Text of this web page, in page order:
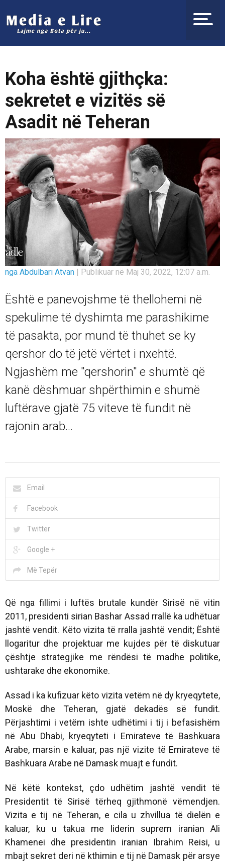
Koha është gjithçka:
sekretet e vizitës së
Asadit në Teheran
nga Abdulbari Atvan | Publikuar në Maj 30, 2022, 12:07 a.m.
Është e panevojshme të thellohemi në
spekulime të dyshimta me parashikime
të pasakta, por mund të thuhet se ky
qershor do të jetë vërtet i nxehtë.
Ngjashëm me "qershorin" e shumtë që
kanë dëshmuar shpërthimin e shumë
luftërave gjatë 75 viteve të fundit në
rajonin arab…
Email
Facebook
Twitter
Google +
Më Tepër
Që nga fillimi i luftës brutale kundër Sirisë në vitin
2011, presidenti sirian Bashar Assad rrallë ka udhëtuar
jashtë vendit. Këto vizita të rralla jashtë vendit; Është
llogaritur dhe projektuar me kujdes për të diskutuar
çështje strategjike me rëndësi të madhe politike,
ushtarake dhe ekonomike.
Assad i ka kufizuar këto vizita vetëm në dy kryeqytete,
Moskë dhe Teheran, gjatë dekadës së fundit.
Përjashtimi i vetëm ishte udhëtimi i tij i befasishëm
në Abu Dhabi, kryeqyteti i Emirateve të Bashkuara
Arabe, marsin e kaluar, pas një vizite të Emirateve të
Bashkuara Arabe në Damask muajt e fundit.
Në këtë kontekst, çdo udhëtim jashtë vendit të
Presidentit të Sirisë tërheq gjithmonë vëmendjen.
Vizita e tij në Teheran, e cila u zhvillua të dielën e
kaluar, ku u takua me liderin suprem iranian Ali
Khamenei dhe presidentin iranian Ibrahim Reisi, u
mbajt sekret deri në kthimin e tij në Damask për arsye